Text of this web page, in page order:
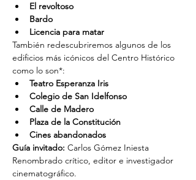
El revoltoso
Bardo
Licencia para matar
También redescubriremos algunos de los
edificios más icónicos del Centro Histórico
como lo son*:
Teatro Esperanza Iris
Colegio de San Idelfonso
Calle de Madero
Plaza de la Constitución
Cines abandonados
Guía invitado: Carlos Gómez Iniesta
Renombrado crítico, editor e investigador
cinematográfico.